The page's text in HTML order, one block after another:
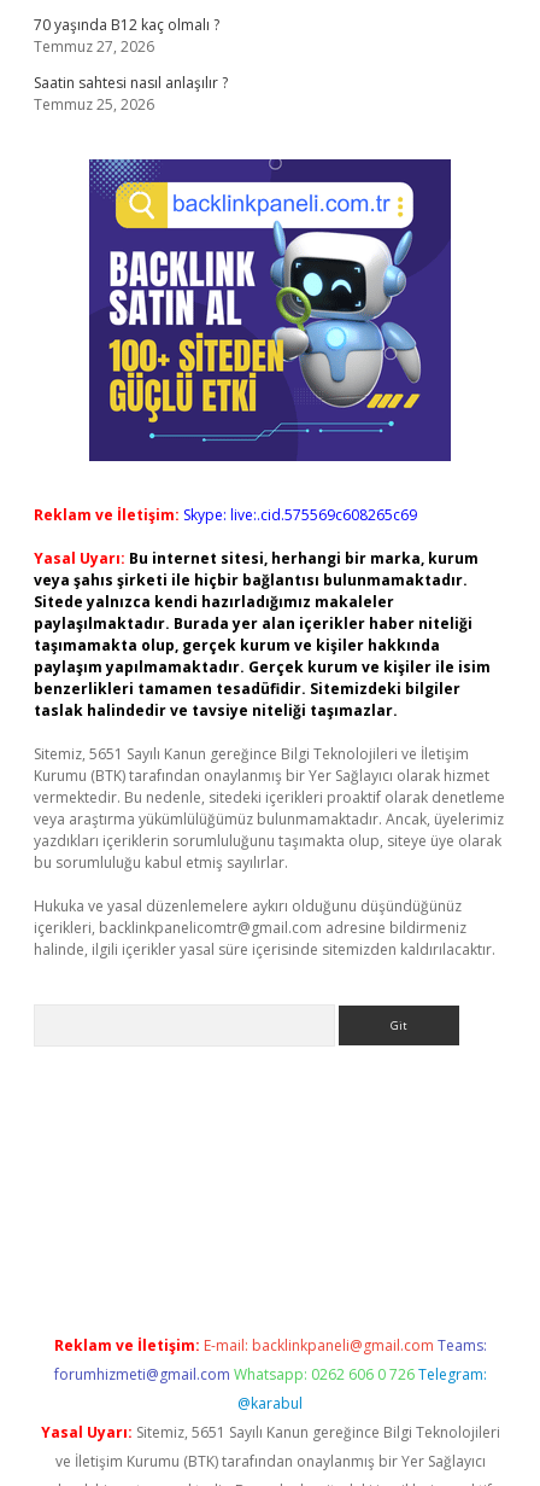
70 yaşında B12 kaç olmalı ?
Temmuz 27, 2026
Saatin sahtesi nasıl anlaşılır ?
Temmuz 25, 2026
Reklam ve İletişim: Skype: live:.cid.575569c608265c69
Yasal Uyarı: Bu internet sitesi, herhangi bir marka, kurum
veya şahıs şirketi ile hiçbir bağlantısı bulunmamaktadır.
Sitede yalnızca kendi hazırladığımız makaleler
paylaşılmaktadır. Burada yer alan içerikler haber niteliği
taşımamakta olup, gerçek kurum ve kişiler hakkında
paylaşım yapılmamaktadır. Gerçek kurum ve kişiler ile isim
benzerlikleri tamamen tesadüfidir. Sitemizdeki bilgiler
taslak halindedir ve tavsiye niteliği taşımazlar.
Sitemiz, 5651 Sayılı Kanun gereğince Bilgi Teknolojileri ve İletişim
Kurumu (BTK) tarafından onaylanmış bir Yer Sağlayıcı olarak hizmet
vermektedir. Bu nedenle, sitedeki içerikleri proaktif olarak denetleme
veya araştırma yükümlülüğümüz bulunmamaktadır. Ancak, üyelerimiz
yazdıkları içeriklerin sorumluluğunu taşımakta olup, siteye üye olarak
bu sorumluluğu kabul etmiş sayılırlar.
Hukuka ve yasal düzenlemelere aykırı olduğunu düşündüğünüz
içerikleri, backlinkpanelicomtr@gmail.com adresine bildirmeniz
halinde, ilgili içerikler yasal süre içerisinde sitemizden kaldırılacaktır.
Reklam ve İletişim: E-mail: backlinkpaneli@gmail.com Teams:
forumhizmeti@gmail.com Whatsapp: 0262 606 0 726 Telegram:
@karabul
Yasal Uyarı: Sitemiz, 5651 Sayılı Kanun gereğince Bilgi Teknolojileri
ve İletişim Kurumu (BTK) tarafından onaylanmış bir Yer Sağlayıcı